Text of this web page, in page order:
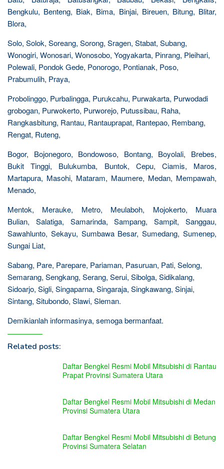
Bengkulu, Benteng, Biak, Bima, Binjai, Bireuen, Bitung, Blitar,
Blora,
Solo, Solok, Soreang, Sorong, Sragen, Stabat, Subang,
Wonogiri, Wonosari, Wonosobo, Yogyakarta, Pinrang, Pleihari,
Polewali, Pondok Gede, Ponorogo, Pontianak, Poso,
Prabumulih, Praya,
Probolinggo, Purbalingga, Purukcahu, Purwakarta, Purwodadi
grobogan, Purwokerto, Purworejo, Putussibau, Raha,
Rangkasbitung, Rantau, Rantauprapat, Rantepao, Rembang,
Rengat, Ruteng,
Bogor, Bojonegoro, Bondowoso, Bontang, Boyolali, Brebes,
Bukit Tinggi, Bulukumba, Buntok, Cepu, Ciamis, Maros,
Martapura, Masohi, Mataram, Maumere, Medan, Mempawah,
Menado,
Mentok, Merauke, Metro, Meulaboh, Mojokerto, Muara
Bulian, Salatiga, Samarinda, Sampang, Sampit, Sanggau,
Sawahlunto, Sekayu, Sumbawa Besar, Sumedang, Sumenep,
Sungai Liat,
Sabang, Pare, Parepare, Pariaman, Pasuruan, Pati, Selong,
Semarang, Sengkang, Serang, Serui, Sibolga, Sidikalang,
Sidoarjo, Sigli, Singaparna, Singaraja, Singkawang, Sinjai,
Sintang, Situbondo, Slawi, Sleman.
Demikianlah informasinya, semoga bermanfaat.
Related posts:
Daftar Bengkel Resmi Mobil Mitsubishi di Rantau
Prapat Provinsi Sumatera Utara
Daftar Bengkel Resmi Mobil Mitsubishi di Medan
Provinsi Sumatera Utara
Daftar Bengkel Resmi Mobil Mitsubishi di Betung
Provinsi Sumatera Selatan